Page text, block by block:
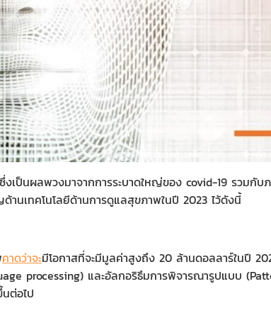
เป็นผลพวงมาจากการระบาดใหญ่ของ covid-19 รวมกับ
านเทคโนโลยีด้านการดูแลสุขภาพในปี 2023 ไว้ดังนี้
คาดว่าจะมีโอกาสที่จะมีมูลค่าสูงถึง 20 ล้านดอลลาร์ในปี
processing) และอัลกอริธึมการพิจารณารูปแบบ
ต่อไป